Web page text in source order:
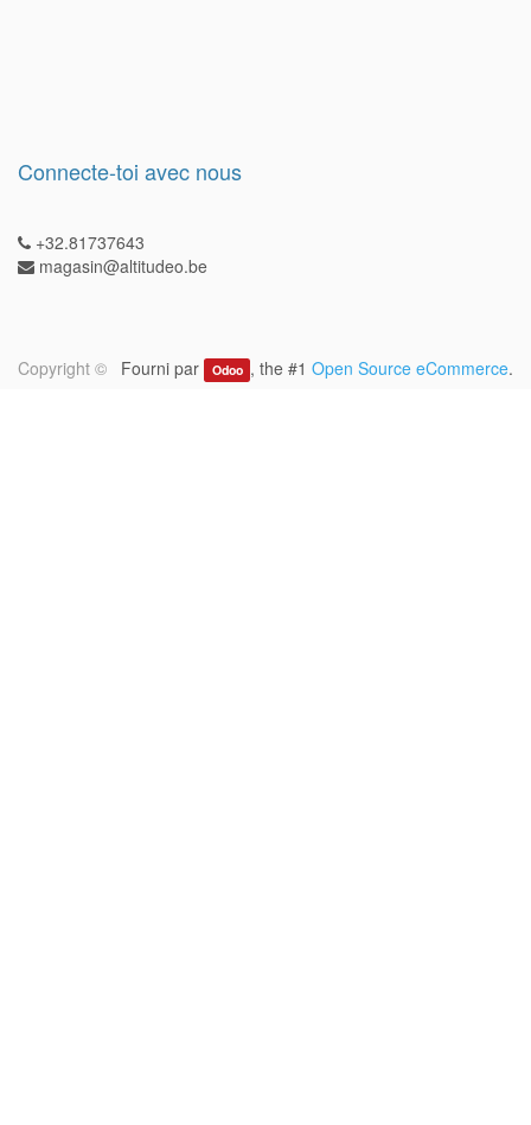
Connecte-toi avec nous
+32.81737643
magasin@altitudeo.be
Fourni par Odoo , the #1 Open Source eCommerce.
Copyright ©